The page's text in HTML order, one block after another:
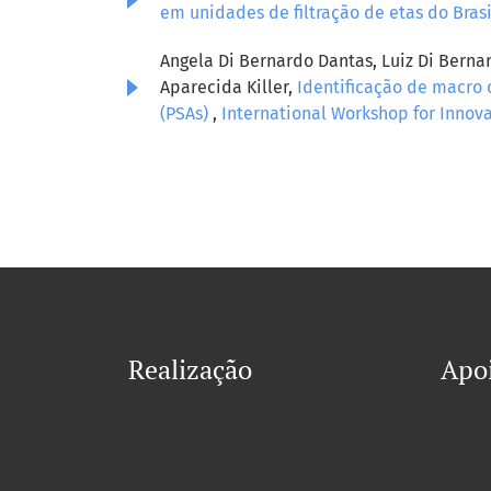
em unidades de filtração de etas do
Angela Di Bernardo Dantas, Luiz Di
Aparecida Killer, Identificação de macro
(PSAs) , International Workshop for
Realização